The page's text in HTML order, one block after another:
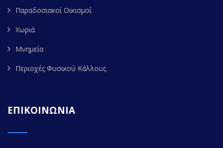
Παραδοσιακοί Οικισμοί
Χωριά
Μνημεία
Περιοχές Φυσικού Κάλλους
ΕΠΙΚΟΙΝΩΝΙΑ